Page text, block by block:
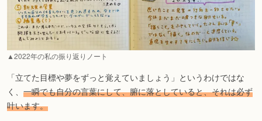
▲2022年の私の振り返りノート
「立てた目標や夢をずっと覚えていましょう」というわけではな
く、 一瞬でも自分の言葉にして、腑に落としていると、それは必ず
叶います。